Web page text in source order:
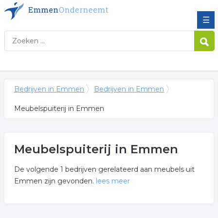
☰
Bedrijven in Emmen Bedrijven in Emmen
Meubelspuiterij in Emmen
Meubelspuiterij in Emmen
De volgende 1 bedrijven gerelateerd aan meubels uit
Emmen zijn gevonden. lees meer